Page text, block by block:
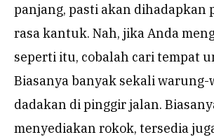
panjang, pasti akan dihadapkan
rasa kantuk. Nah, jika Anda
seperti itu, cobalah cari tempat
Biasanya banyak sekali
dadakan di pinggir jalan.
menyediakan rokok, tersedia